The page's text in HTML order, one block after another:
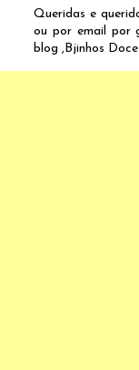
Queridas e
ou por email por
blog ,Bjinhos